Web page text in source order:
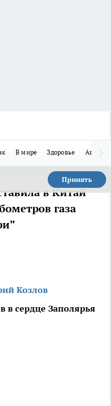
В мире Здоровье Авто
Принять
в Китай
газа
Козлов
в сердце Заполярья